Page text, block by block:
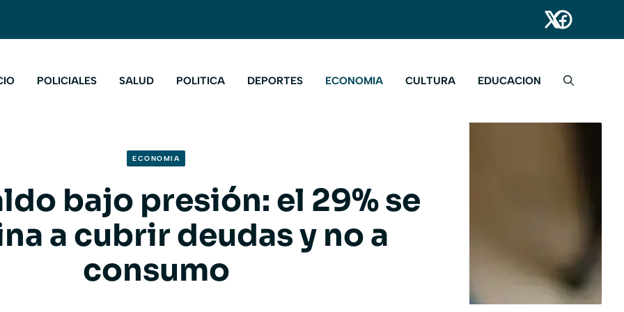
POLICIALES SALUD POLITICA DEPORTES ECONOMIA CULTURA EDUCACION
ECONOMIA
bajo presión: el 29% se
a cubrir deudas y no a
consumo